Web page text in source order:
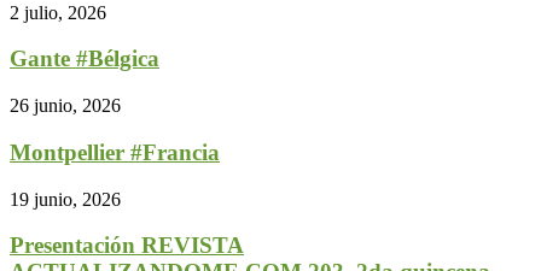
2 julio, 2026
Gante #Bélgica
26 junio, 2026
Montpellier #Francia
19 junio, 2026
Presentación REVISTA